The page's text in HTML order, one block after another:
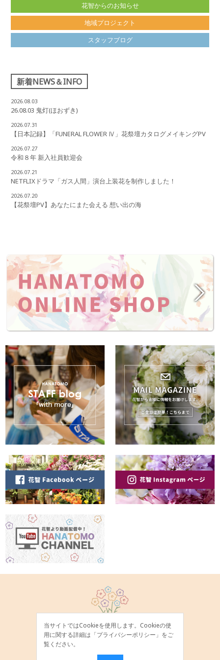
当サイトではCookieを使用します。Cookieの使
用に関する詳細は「プライバシーポリシー 」をご
覧ください。
花智からのお知らせ
地域プロジェクト
スタッフブログ
新着NEWS＆INFO
2026.08.03
26.08.03 鬼灯(ほおずき)
2026.07.31
【日本記録】「FUNERAL FLOWER Ⅳ」花祭壇カタログメイキングPV
2026.07.27
令和８年 新入社員歓迎会
2026.07.21
NETFLIXドラマ「ガス人間」演台上装花を制作しました！
2026.07.20
【花祭壇PV】あなたにまた会える 想い出の海